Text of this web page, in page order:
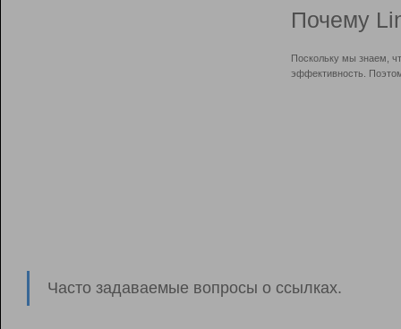
Почему
Поскольку мы знаем,
эффективность.
Часто задаваемые вопросы о ссылках.